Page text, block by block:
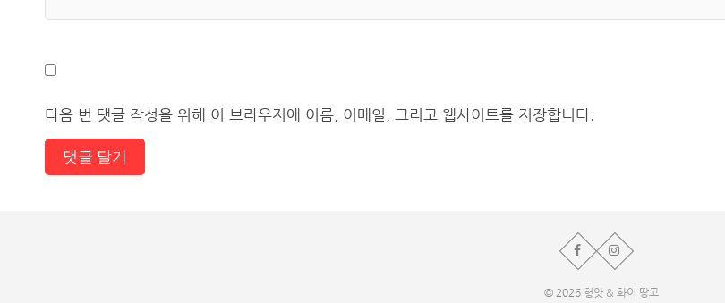
다음 번 댓글 작성을 위해 이 브라우저에 이름, 이메일, 그리고 웹사이트를 저장합니다.
© 2026 헝얏 & 화이 땅고